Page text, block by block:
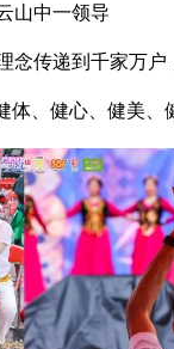
山中一领导
传递到千家万
、健心、健美